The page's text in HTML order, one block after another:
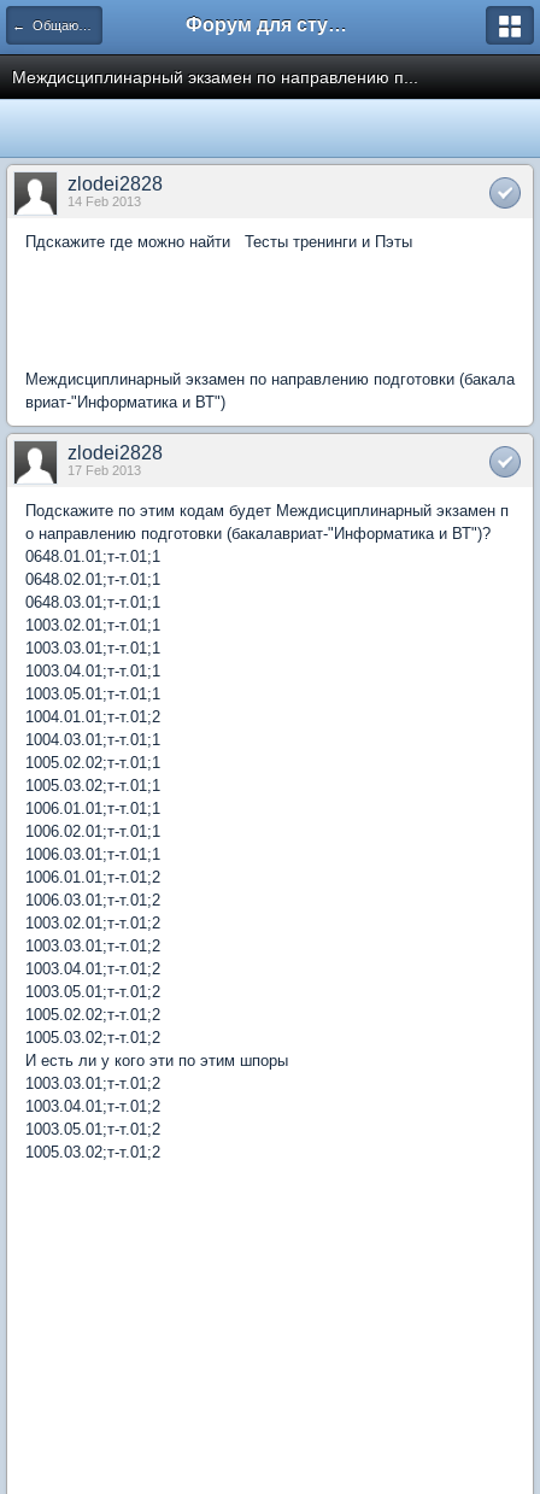
← Общаются информатики Форум для студента СГА
Междисциплинарный экзамен по направлению п...
zlodei2828
14 Feb 2013
Пдскажите где можно найти Тесты тренинги и Пэты
Междисциплинарный экзамен по направлению подготовки (бакала
вриат-"Информатика и ВТ")
zlodei2828
17 Feb 2013
Подскажите по этим кодам будет Междисциплинарный экзамен п
о направлению подготовки (бакалавриат-"Информатика и ВТ")?
0648.01.01;т-т.01;1
0648.02.01;т-т.01;1
0648.03.01;т-т.01;1
1003.02.01;т-т.01;1
1003.03.01;т-т.01;1
1003.04.01;т-т.01;1
1003.05.01;т-т.01;1
1004.01.01;т-т.01;2
1004.03.01;т-т.01;1
1005.02.02;т-т.01;1
1005.03.02;т-т.01;1
1006.01.01;т-т.01;1
1006.02.01;т-т.01;1
1006.03.01;т-т.01;1
1006.01.01;т-т.01;2
1006.03.01;т-т.01;2
1003.02.01;т-т.01;2
1003.03.01;т-т.01;2
1003.04.01;т-т.01;2
1003.05.01;т-т.01;2
1005.02.02;т-т.01;2
1005.03.02;т-т.01;2
И есть ли у кого эти по этим шпоры
1003.03.01;т-т.01;2
1003.04.01;т-т.01;2
1003.05.01;т-т.01;2
1005.03.02;т-т.01;2